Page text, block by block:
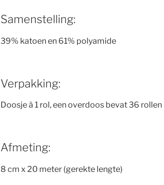
Samenstelling:
39% katoen en 61% polyamide
Verpakking:
Doosje à 1 rol, een overdoos bevat 36 rollen
Afmeting:
8 cm x 20 meter (gerekte lengte)